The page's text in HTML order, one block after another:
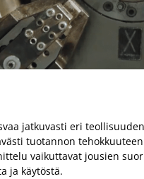
jatkuvasti eri
tuotannon
vaikuttavat jousien
ja käytöstä.